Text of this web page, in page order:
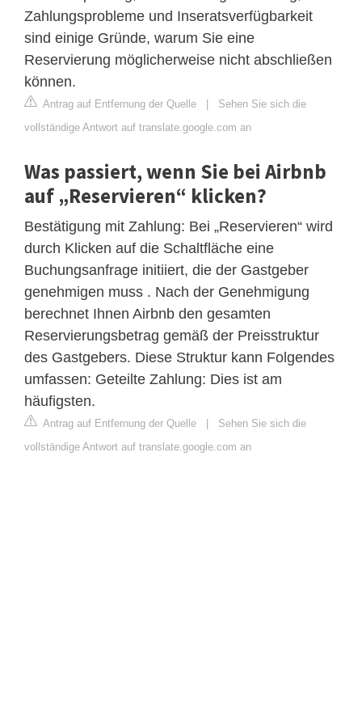
Zahlungsprobleme und Inseratsverfügbarkeit
sind einige Gründe, warum Sie eine
Reservierung möglicherweise nicht abschließen
können.
Antrag auf Entfernung der Quelle | Sehen Sie sich die
vollständige Antwort auf translate.google.com an
Was passiert, wenn Sie bei Airbnb
auf „Reservieren“ klicken?
Bestätigung mit Zahlung: Bei „Reservieren“ wird
durch Klicken auf die Schaltfläche eine
Buchungsanfrage initiiert, die der Gastgeber
genehmigen muss . Nach der Genehmigung
berechnet Ihnen Airbnb den gesamten
Reservierungsbetrag gemäß der Preisstruktur
des Gastgebers. Diese Struktur kann Folgendes
umfassen: Geteilte Zahlung: Dies ist am
häufigsten.
Antrag auf Entfernung der Quelle | Sehen Sie sich die
vollständige Antwort auf translate.google.com an